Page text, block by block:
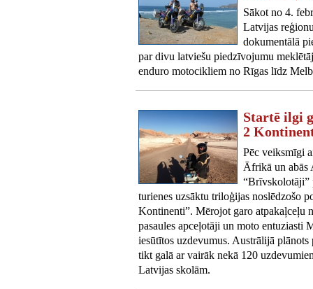
Sākot no 4.
Latvijas
dokumentālā
par divu latviešu piedzīvojumu
enduro motocikliem no Rīgas līdz
Startē ilgi
2
Pēc veiksmīgi
Āfrikā un abās
“Brīvskolotāji”
turienes uzsāktu triloģijas noslēdzošo
Kontinenti”. Mērojot garo atpakaļceļu
pasaules apceļotāji un moto
iesūtītos uzdevumus. Austrālijā
tikt galā ar vairāk nekā 120
Latvijas skolām.